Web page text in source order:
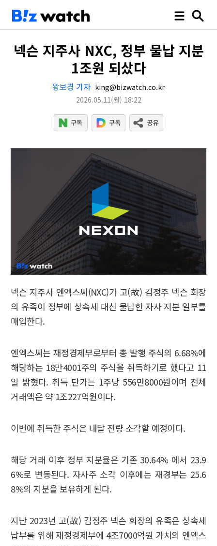
넥슨 지주사 NXC, 정부 물납 지분
1조원 되샀다
왕보경 기자 king@bizwatch.co.kr
2026.05.11(월) 18:22
넥슨 지주사 엔엑스씨(NXC)가 고(故) 김정주 넥슨 회장
의 유족이 정부에 상속세 대신 물납한 자사 지분 일부를
매입한다.
엔엑스씨는 재정경제부로부터 총 발행 주식의 6.68%에
해당하는 18만4001주의 주식을 취득하기로 했다고 11
일 밝혔다. 취득 단가는 1주당 556만8000원이며 전체
거래액은 약 1조227억원이다.
이번에 취득한 주식은 내달 전량 소각할 예정이다.
해당 거래 이후 정부 지분율은 기존 30.64% 에서 23.9
6%로 변동된다. 자사주 소각 이후에는 재경부는 25.6
8%의 지분을 보유하게 된다.
지난 2023년 고(故) 김정주 넥슨 회장의 유족은 상속세
납부를 위해 재정경제부에 4조7000억원 가치의 엔엑스